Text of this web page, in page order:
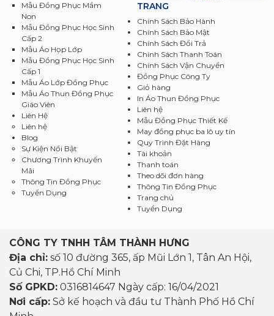
Mẫu Đồng Phục Mầm
Non
Mẫu Đồng Phục Học Sinh
Cấp 2
Mẫu Áo Họp Lớp
Mẫu Đồng Phục Học Sinh
Cấp 1
Mẫu Áo Lớp Đồng Phục
Mẫu Áo Thun Đồng Phục
Giáo Viên
Liên Hệ
Liên hệ
Blog
Sự Kiện Nổi Bật
Chương Trình Khuyến
Mãi
Thông Tin Đồng Phục
Tuyển Dụng
TRANG
Chính Sách Bảo Hành
Chính Sách Bảo Mật
Chính Sách Đổi Trả
Chính Sách Thanh Toán
Chính Sách Vận Chuyển
Đồng Phục Công Ty
Giỏ hàng
In Áo Thun Đồng Phục
Liên hệ
Mẫu Đồng Phục Thiết Kế
May đồng phục ba lô uy tín
Quy Trình Đặt Hàng
Tài khoản
Thanh toán
Theo dõi đơn hàng
Thông Tin Đồng Phục
Trang chủ
Tuyển Dụng
CÔNG TY TNHH TÂM THÀNH HƯNG
Địa chỉ: số 10 đường 365, ấp Mũi Lớn 1, Tân An Hội,
Củ Chi, TP.Hồ Chí Minh
Số GPKD: 0316814647 Ngày cấp: 16/04/2021
Nơi cấp: Sở kế hoạch và đầu tư Thành Phố Hồ Chí